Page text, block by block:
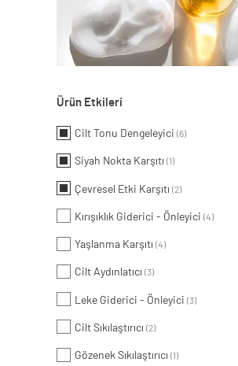
Ürün Etkileri
Cilt Tonu Dengeleyici (6)
Siyah Nokta Karşıtı (1)
Çevresel Etki Karşıtı (2)
Kırışıklık Giderici - Önleyici (4)
Yaşlanma Karşıtı (4)
Cilt Aydınlatıcı (3)
Leke Giderici - Önleyici (3)
Cilt Sıkılaştırıcı (2)
Gözenek Sıkılaştırıcı (1)